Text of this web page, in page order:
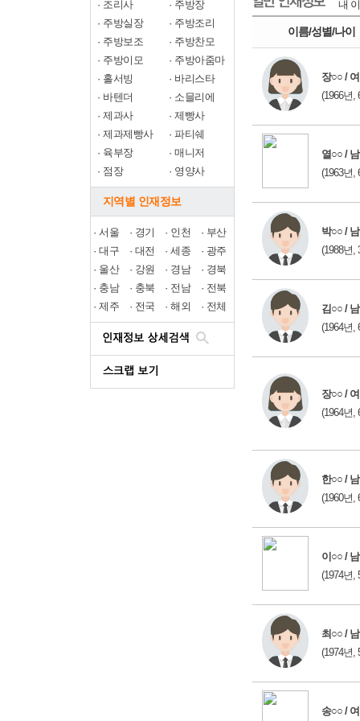
· 조리사 · 주방장
· 주방실장 · 주방조리
· 주방보조 · 주방찬모
· 주방이모 · 주방아줌마
· 홀서빙 · 바리스타
· 바텐더 · 소믈리에
·제과사 ·제빵사
·제과제빵사 ·파티쉐
· 육부장 ·매니저
· 점장 · 영양사
지역별 인재정보
· 서울 · 경기 · 인천 · 부산
· 대구 · 대전 · 세종 · 광주
· 울산 · 강원 · 경남 · 경북
· 충남 · 충북 · 전남 · 전북
· 제주 · 전국 · 해외 · 전체
내
이름/성별/나이
장○○ / 여
(1966년,
열○○ / 남
(1963년,
박○○ / 남
(1988년,
김○○ / 남
(1964년,
장○○ / 여
(1964년,
한○○ / 남
(1960년,
이○○ / 남
(1974년,
최○○ / 남
(1974년,
송○○ / 여